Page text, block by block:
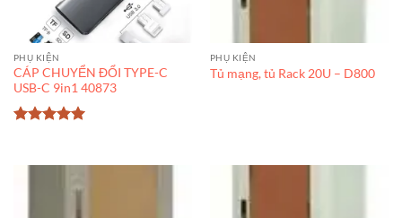
PHỤ KIỆN
CÁP CHUYỂN ĐỔI TYPE-C
USB-C 9in1 40873
sao
PHỤ KIỆN
Tủ mạng, tủ Rack 20U – D800